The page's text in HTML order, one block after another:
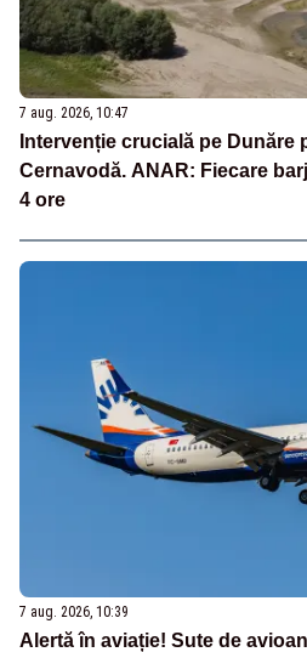
7 aug. 2026, 10:47
Intervenție crucială pe Dunăre
Cernavodă. ANAR: Fiecare
4 ore
7 aug. 2026, 10:39
Alertă în aviație! Sute de